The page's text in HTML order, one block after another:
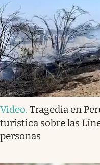
Video. Tragedia en
turística sobre las
personas